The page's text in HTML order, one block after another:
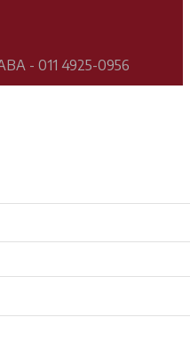
- 011 4925-0956